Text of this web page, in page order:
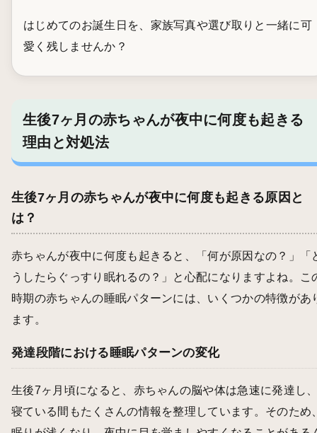
はじめてのお誕生日を、家族写真や選び取りと一緒に可
愛く残しませんか？
生後7ヶ月の赤ちゃんが夜中に何度も起きる
理由と対処法
生後7ヶ月の赤ちゃんが夜中に何度も起きる原因と
は？
赤ちゃんが夜中に何度も起きると、「何が原因なの？」「
うしたらぐっすり眠れるの？」と心配になりますよね。こ
時期の赤ちゃんの睡眠パターンには、いくつかの特徴があ
ます。
発達段階における睡眠パターンの変化
生後7ヶ月頃になると、赤ちゃんの脳や体は急速に発達し
寝ている間もたくさんの情報を整理しています。そのため